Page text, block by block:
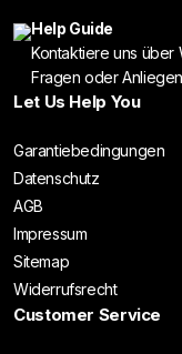
Help Guide
Kontaktiere uns über
Fragen oder
Let Us Help You
Garantiebedingungen
Datenschutz
AGB
Impressum
Sitemap
Widerrufsrecht
Customer Service